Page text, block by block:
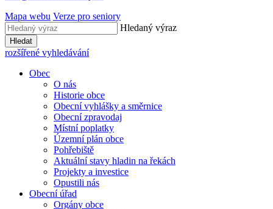
Mapa webu Verze pro seniory
Hledaný výraz
Hledat
rozšířené vyhledávání
Obec
O nás
Historie obce
Obecní vyhlášky a směrnice
Obecní zpravodaj
Místní poplatky
Územní plán obce
Pohřebiště
Aktuální stavy hladin na řekách
Projekty a investice
Opustili nás
Obecní úřad
Orgány obce